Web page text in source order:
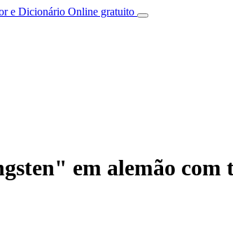
e Dicionário Online gratuito
em alemão com